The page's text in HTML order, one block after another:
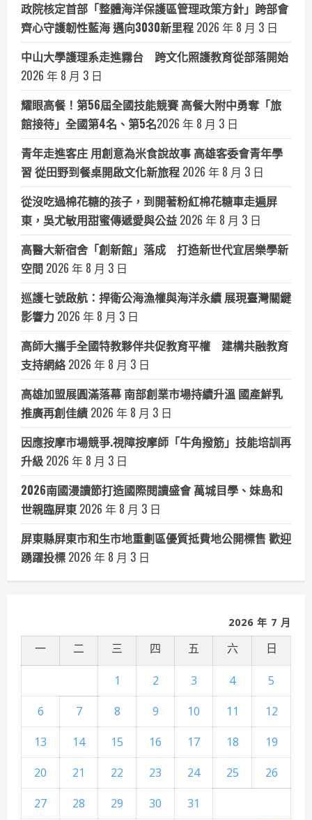
政院核定首部「整體海洋保護區管理政策方針」跨部會
齊心守護韌性藍海 邁向3030新里程 2026 年 8 月 3 日
中山大學護理系走進霧台 跨文化照護教育從部落開始
2026 年 8 月 3 日
耀眼高餐！第56屆全國技能競賽 高餐大附中勇奪「旅
館接待」全國第4名、第5名​2026 年 8 月 3 日
青年走進客庄 用創意為米食說故事 高雄客委會青年學
習 從田野到餐桌開啟文化新旅程 2026 年 8 月 3 日
從沒吃過棉花糖的孩子，到開著粉紅棉花糖車走遍屏
東，吳尤敏用甜蜜傳遞愛與公益 2026 年 8 月 3 日
高醫大新宿舍「創新館」落成 打造新世代宜居樂學新
空間 2026 年 8 月 3 日
巡護七號啟航：捍衛公海漁權與海洋永續 展現臺灣關鍵
影響力 2026 年 8 月 3 日
高師大攜手全國特教夥伴共促教育平權 建構共融教育
支持網絡 2026 年 8 月 3 日
高雄加盟展圓滿落幕 南部創業市場持續升溫 國產鮮乳
推廣再創佳績 2026 年 8 月 3 日
因應按摩市場競爭.視障按摩師「牛角撥筋」技能培訓再
升級 2026 年 8 月 3 日
2026南國漫讀節打造國際閱讀盛會 萬城目學、妹島和
世親臨屏東 2026 年 8 月 3 日
屏東縣屏東市和生市地重劃區優質抵費地公開標售 歡迎
踴躍投標 2026 年 8 月 3 日
2026 年 7 月
一 二 三 四 五 六 日
1 2 3 4
5
6
7 8 9 10 11
12
13
14 15 16 17 18
19
20
21 22 23 24 25
26
27
28 29 30
31